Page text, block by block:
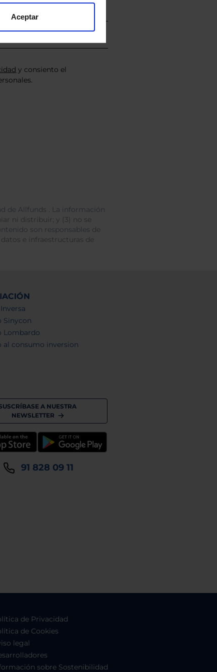
Aceptar
y consiento el
de Allfunds . La información
ni distribuir; y (3) no se
son responsables de
e infraestructuras de
Sinycon
Lombardo
al consumo inversion
A NUESTRA
NEWSLETTER
91 828 09 11
de Privacidad
de Cookies
legal
sobre Sostenibilidad